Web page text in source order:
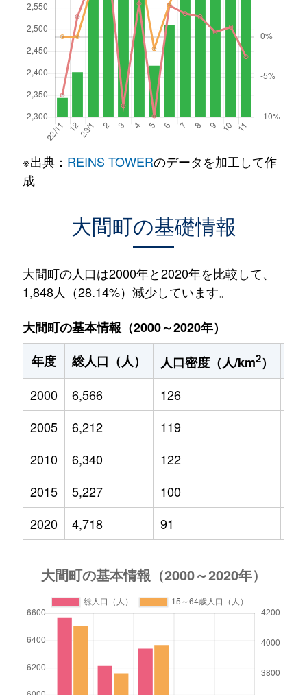
※出典： REINS TOWERのデータを加工して作
成
大間町の基礎情報
大間町の人口は2000年と2020年を比較して、
1,848人（28.14%）減少しています。
大間町の基本情報（2000～2020年）
年度
総人口（人） 人口密度（人/km2）
2000
6,566 126
2005
6,212 119
2010
6,340 122
2015
5,227 100
2020
4,718 91